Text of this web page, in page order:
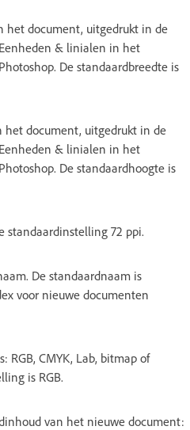
het document, uitgedrukt in de
& linialen in het
De standaardbreedte is
het document, uitgedrukt in de
& linialen in het
De standaardhoogte is
standaardinstelling 72 ppi.
De standaardnaam is
voor nieuwe documenten
RGB, CMYK, Lab, bitmap of
is RGB.
van het nieuwe document: